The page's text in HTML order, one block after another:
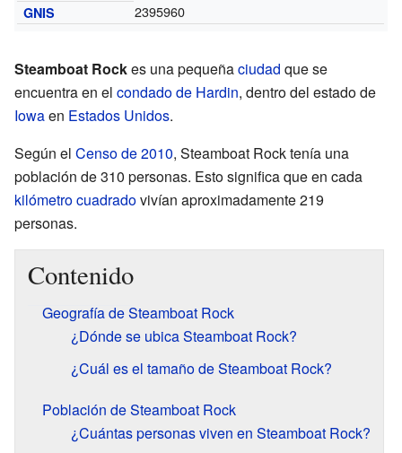
GNIS 2395960
Steamboat Rockes una pequeñaciudad que se
encuentra en el condado de Hardin, dentro del estado de
Iowaen Estados Unidos.
Según el Censo de 2010, Steamboat Rock tenía una
población de 310 personas. Esto significa que en cada
kilómetro cuadradovivían aproximadamente 219
personas.
Contenido
Geografía de Steamboat Rock
¿Dónde se ubica Steamboat Rock?
¿Cuál es el tamaño de Steamboat Rock?
Población de Steamboat Rock
¿Cuántas personas viven en Steamboat Rock?